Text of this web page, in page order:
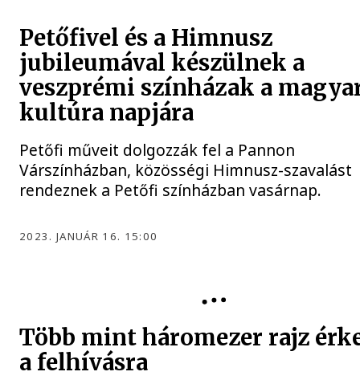
Petőfivel és a Himnusz
jubileumával készülnek a
veszprémi színházak a
kultúra napjára
Petőfi műveit dolgozzák fel a Pannon
Várszínházban, közösségi Himnusz-szavalást
rendeznek a Petőfi színházban vasárnap.
2023. JANUÁR 16. 15:00
Több mint háromezer rajz
a felhívásra